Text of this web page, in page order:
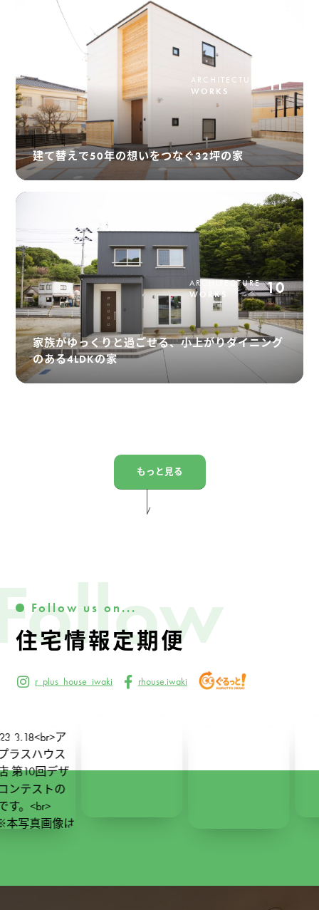
ARCHITECTURE
WORKS
11
建て替えで50年の想いをつなぐ32坪の家
ARCHITECTURE
WORKS
10
家族がゆっくりと過ごせる、小上がりダイニング
のある4LDKの家
もっと見る
Follow us on...
住宅情報定期便
r_plus_house_iwaki rhouse.iwaki
0